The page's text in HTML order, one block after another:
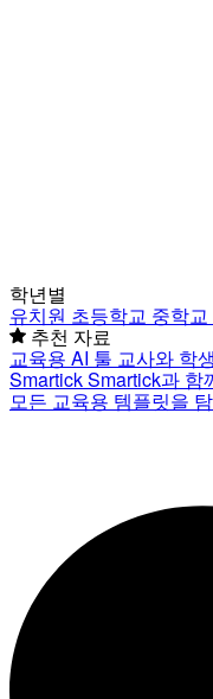
학년별
유치원 초등학교 중학교
추천 자료
교육용 AI 툴 교사와 학
SmartickSmartick과 함
모든 교육용 템플릿을